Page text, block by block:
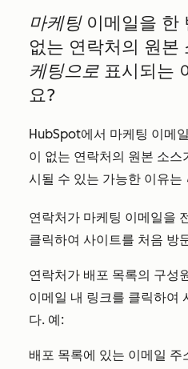
마케팅이메일을 한
없는 연락처의 원본
케팅으로 표시되는
요?
HubSpot에서 마케팅 이메
이 없는 연락처의 원본 소스
시될 수 있는 가능한 이유는
연락처가 마케팅 이메일을
클릭하여 사이트를 처음 방
연락처가 배포 목록의 구성
이메일 내 링크를 클릭하여
다. 예:
배포 목록에 있는 이메일